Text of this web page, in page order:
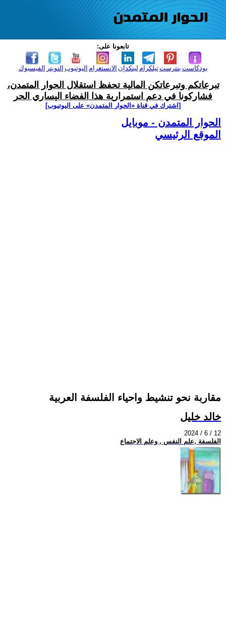
تابعونا على:
الفيسبوك التويتر اليوتيوب الانستغرام لينكدإن تيلكرامبنترست بودكاست
تبرعاتكم وتبرعاتكن المالية تحفظ استقلال الحوار المتمدن،
فشاركونا في دعم استمرارية هذا الفضاء اليساري الحر
[اشترك في قناة ‫«الحوار المتمدن» على اليوتيوب]
الحوار المتمدن - موبايل
الموقع الرئيسي
مقاربة نحو تنشيط واحياء الفلسفة العربية
خالد خليل
2024 / 6 / 12
الفلسفة ,علم النفس , وعلم الاجتماع